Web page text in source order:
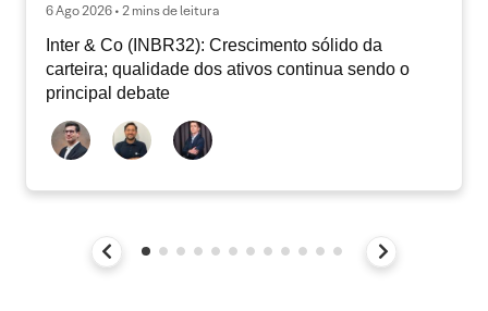
6 Ago 2026 • 2 mins de leitura
Inter & Co (INBR32): Crescimento sólido da
carteira; qualidade dos ativos continua sendo o
principal debate